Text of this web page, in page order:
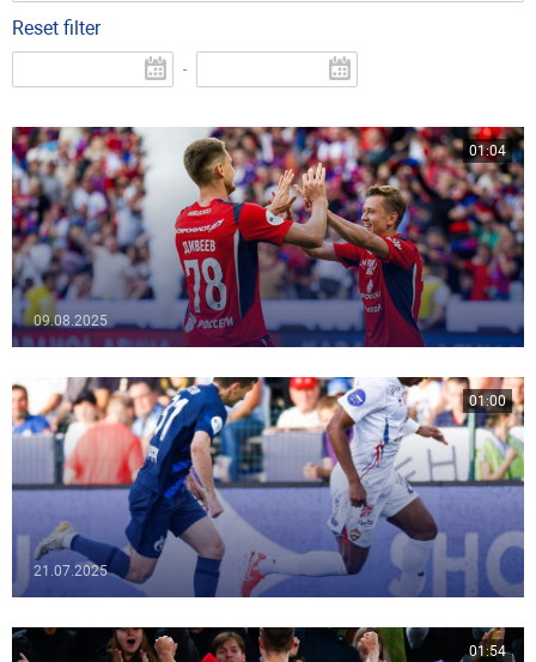
Reset filter
-
09.08.2025
01:04
21.07.2025
01:00
01:54